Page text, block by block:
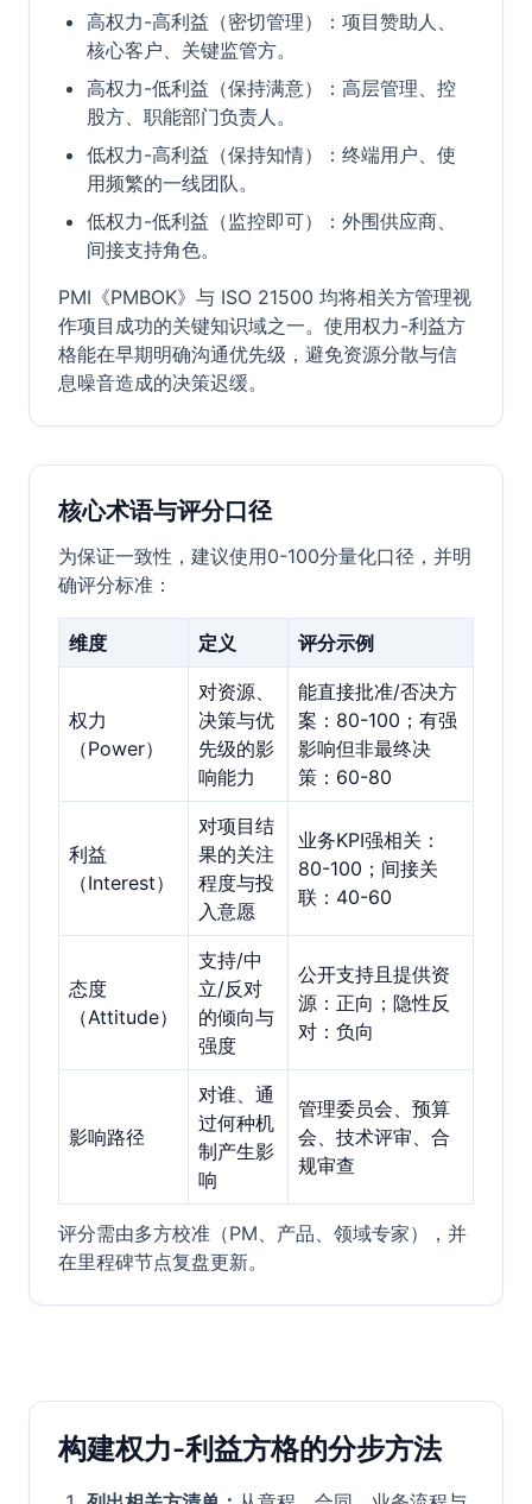
高权力-高利益（密切管理）：项目赞助人、
核心客户、关键监管方。
高权力-低利益（保持满意）：高层管理、控
股方、职能部门负责人。
低权力-高利益（保持知情）：终端用户、使
用频繁的一线团队。
低权力-低利益（监控即可）：外围供应商、
间接支持角色。
PMI《PMBOK》与 ISO 21500 均将相关方管理视
作项目成功的关键知识域之一。使用权力-利益方
格能在早期明确沟通优先级，避免资源分散与信
息噪音造成的决策迟缓。
核心术语与评分口径
为保证一致性，建议使用0-100分量化口径，并明
确评分标准：
维度 定义 评分示例
权力
（Power）
对资源、
决策与优
先级的影
响能力
能直接批准/否决方
案：80-100；有强
影响但非最终决
策：60-80
利益
（Interest）
对项目结
果的关注
程度与投
入意愿
业务KPI强相关：
80-100；间接关
联：40-60
态度
（Attitude）
支持/中
立/反对
的倾向与
强度
公开支持且提供资
源：正向；隐性反
对：负向
影响路径
对谁、通
过何种机
制产生影
响
管理委员会、预算
会、技术评审、合
规审查
评分需由多方校准（PM、产品、领域专家），并
在里程碑节点复盘更新。
构建权力-利益方格的分步方法